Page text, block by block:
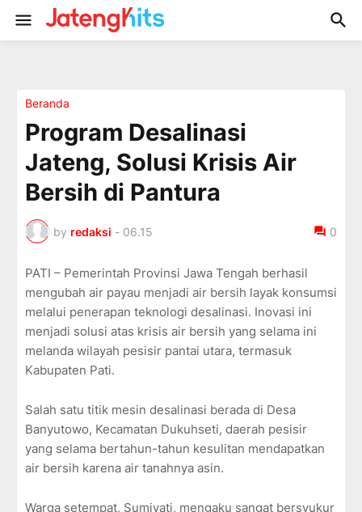
Beranda
Program Desalinasi
Jateng, Solusi Krisis Air
Bersih di Pantura
by redaksi - 06.15 0
PATI – Pemerintah Provinsi Jawa Tengah berhasil
mengubah air payau menjadi air bersih layak konsumsi
melalui penerapan teknologi desalinasi. Inovasi ini
menjadi solusi atas krisis air bersih yang selama ini
melanda wilayah pesisir pantai utara, termasuk
Kabupaten Pati.
Salah satu titik mesin desalinasi berada di Desa
Banyutowo, Kecamatan Dukuhseti, daerah pesisir
yang selama bertahun-tahun kesulitan mendapatkan
air bersih karena air tanahnya asin.
Warga setempat, Sumiyati, mengaku sangat bersyukur